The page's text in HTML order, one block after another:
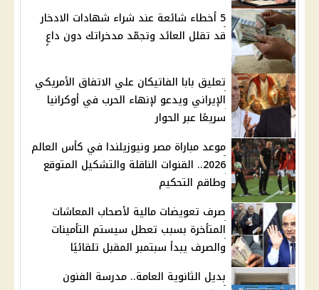
5 أخطاء شائعة عند شراء شهادات الادخار
قد تقلل العائد وتجمّد مدخراتك دون داعٍ
تعليق بابا الفاتيكان علي الاتفاق الأمريكي
الإيراني ويدعو لإنهاء الحرب في أوكرانيا
سريعًا عبر الحوار
موعد مباراة مصر ونيوزيلندا في كأس العالم
2026.. القنوات الناقلة والتشكيل المتوقع
وطاقم التحكيم
صرف تعويضات مالية لأصحاب المعاشات
المتأخرة بسبب تعطل سيستم التأمينات
والصرف يبدأ سبتمبر المقبل تلقائيًا
بديل الثانوية العامة.. مدرسة الفنون